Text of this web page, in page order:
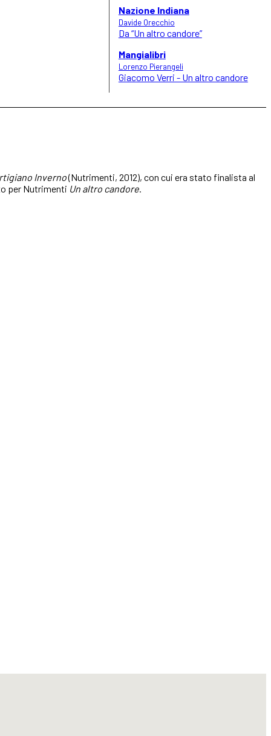
Nazione Indiana
Davide Orecchio
Da “Un altro candore”
Mangialibri
Lorenzo Pierangeli
Giacomo Verri - Un altro candore
Inverno(Nutrimenti, 2012), con cui era stato finalista al
per Nutrimenti Un altro candore